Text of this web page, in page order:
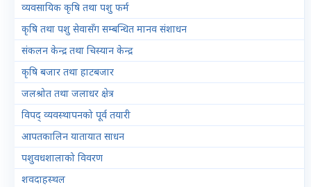
व्यवसायिक कृषि तथा पशु फर्म
कृषि तथा पशु सेवासँग सम्बन्धित मानव संशाधन
संकलन केन्द्र तथा चिस्यान केन्द्र
कृषि बजार तथा हाटबजार
जलश्रोत तथा जलाधर क्षेत्र
विपद् व्यवस्थापनको पूर्व तयारी
आपतकालिन यातायात साधन
पशुवधशालाको विवरण
शवदाहस्थल